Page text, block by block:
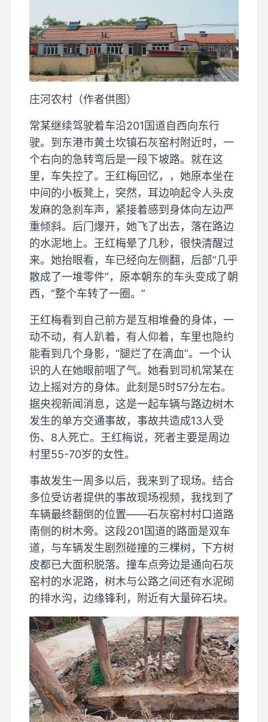
庄河农村（作者供图）
常某继续驾驶着车沿201国道自西向东行
驶。到东港市黄土坎镇石灰窑村附近时，一
个右向的急转弯后是一段下坡路。就在这
里，车失控了。王红梅回忆，，她原本坐在
中间的小板凳上，突然，耳边响起令人头皮
发麻的急刹车声，紧接着感到身体向左边严
重倾斜。后门爆开，她飞了出去，落在路边
的水泥地上。王红梅晕了几秒，很快清醒过
来。她抬眼看，车已经向左侧翻，后部“几乎
散成了一堆零件”，原本朝东的车头变成了朝
西，“整个车转了一圈。”
王红梅看到自己前方是互相堆叠的身体，一
动不动，有人趴着，有人仰着，车里也隐约
能看到几个身影，“腿烂了在滴血”。一个认
识的人在她眼前咽了气。她看到司机常某在
边上摇对方的身体。此刻是5时57分左右。
据央视新闻消息，这是一起车辆与路边树木
发生的单方交通事故，事故共造成13人受
伤、8人死亡。王红梅说，死者主要是周边
村里55-70岁的女性。
事故发生一周多以后，我来到了现场。结合
多位受访者提供的事故现场视频，我找到了
车辆最终翻倒的位置——石灰窑村村口道路
南侧的树木旁。这段201国道的路面是双车
道，与车辆发生剧烈碰撞的三棵树，下方树
皮都已大面积脱落。撞车点旁边是通向石灰
窑村的水泥路，树木与公路之间还有水泥砌
的排水沟，边缘锋利，附近有大量碎石块。